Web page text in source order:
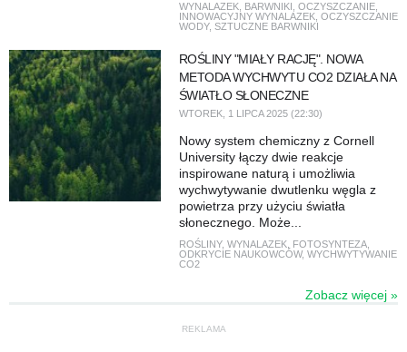
WYNALAZEK, BARWNIKI OCZYSZCZANIE,
INNOWACYJNY WYNALAZEK, OCZYSZCZANIE
WODY, SZTUCZNE BARWNIKI
ROŚLINY "MIAŁY RACJĘ". NOWA
METODA WYCHWYTU CO2 DZIAŁA NA
ŚWIATŁO SŁONECZNE
WTOREK, 1 LIPCA 2025 (22:30)
Nowy system chemiczny z Cornell
University łączy dwie reakcje
inspirowane naturą i umożliwia
wychwytywanie dwutlenku węgla z
powietrza przy użyciu światła
słonecznego. Może...
ROŚLINY, WYNALAZEK, FOTOSYNTEZA,
ODKRYCIE NAUKOWCÓW, WYCHWYTYWANIE
CO2
Zobacz więcej »
REKLAMA